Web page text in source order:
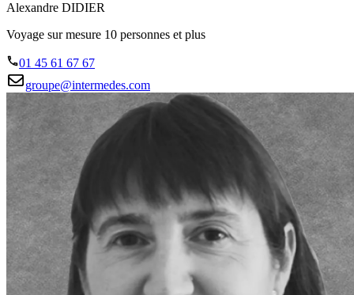
Alexandre DIDIER
Voyage sur mesure 10 personnes et plus
01 45 61 67 67
groupe@intermedes.com